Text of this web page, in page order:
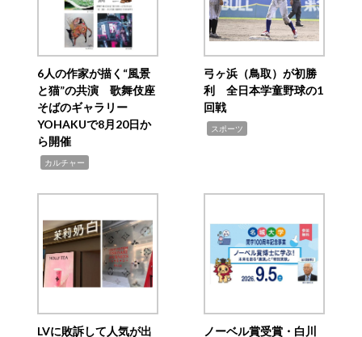
6人の作家が描く“風景
と猫”の共演 歌舞伎座
そばのギャラリー
YOHAKUで8月20日か
ら開催
カルチャー
弓ヶ浜（鳥取）が初勝
利 全日本学童野球の1
回戦
スポーツ
LVに敗訴して人気が出 ノーベル賞受賞・白川